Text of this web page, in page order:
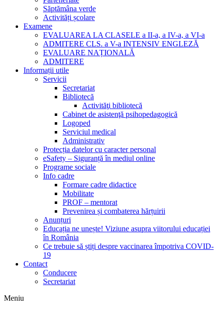
Săptămâna verde
Activități școlare
Examene
EVALUAREA LA CLASELE a II-a, a IV-a, a VI-a
ADMITERE CLS. a V-a INTENSIV ENGLEZĂ
EVALUARE NAȚIONALĂ
ADMITERE
Informații utile
Servicii
Secretariat
Bibliotecă
Activităţi bibliotecă
Cabinet de asistenţă psihopedagogică
Logoped
Serviciul medical
Administrativ
Protecția datelor cu caracter personal
eSafety – Siguranță în mediul online
Programe sociale
Info cadre
Formare cadre didactice
Mobilitate
PROF – mentorat
Prevenirea și combaterea hărțuirii
Anunțuri
Educația ne unește! Viziune asupra viitorului educației
în România
Ce trebuie să știți despre vaccinarea împotriva COVID-
19
Contact
Conducere
Secretariat
Meniu